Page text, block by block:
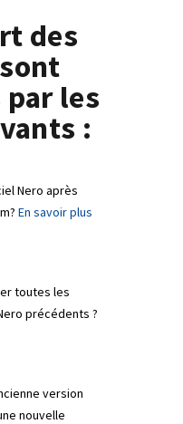
des
les
:
Nero après
En savoir plus
toutes les
précédents ?
version
nouvelle